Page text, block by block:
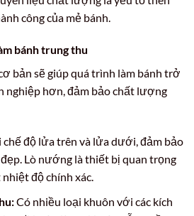
công của mẻ bánh.
bánh trung thu
bản sẽ giúp quá trình làm bánh trở
nghiệp hơn, đảm bảo chất lượng
độ lửa trên và lửa dưới, đảm bảo
Lò nướng là thiết bị quan trọng
độ chính xác.
Có nhiều loại khuôn với các kích